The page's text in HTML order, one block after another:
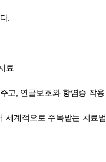
.
료
고, 연골보호와 항염증 작용
세계적으로 주목받는 치료법